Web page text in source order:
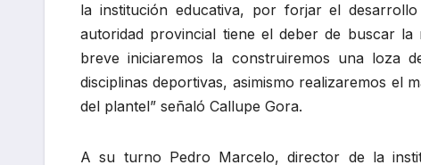
la institución educativa, por forjar el
autoridad provincial tiene el deber de buscar
breve iniciaremos la construiremos una loza
disciplinas deportivas, asimismo realizaremos el
del plantel” señaló Callupe Gora.
A su turno Pedro Marcelo, director de la